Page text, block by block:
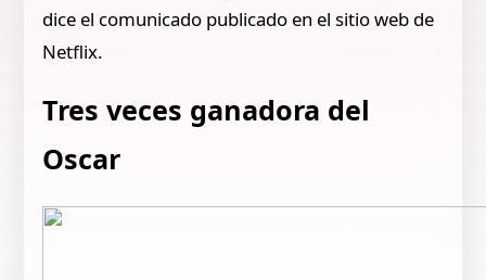
dice el comunicado publicado en el sitio web de
Netflix.
Tres veces ganadora del
Oscar